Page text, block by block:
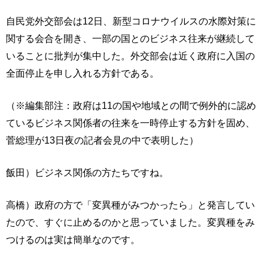
自民党外交部会は12日、新型コロナウイルスの水際対策に
関する会合を開き、一部の国とのビジネス往来が継続して
いることに批判が集中した。外交部会は近く政府に入国の
全面停止を申し入れる方針である。
（※編集部注：政府は11の国や地域との間で例外的に認め
ているビジネス関係者の往来を一時停止する方針を固め、
菅総理が13日夜の記者会見の中で表明した）
飯田）ビジネス関係の方たちですね。
高橋）政府の方で「変異種がみつかったら」と発言してい
たので、すぐに止めるのかと思っていました。変異種をみ
つけるのは実は簡単なのです。